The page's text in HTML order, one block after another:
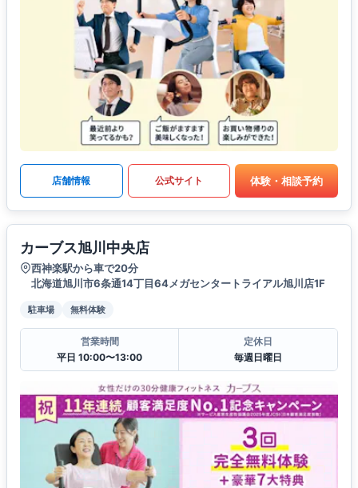
店舗情報 公式サイト 体験・相談予約
カーブス旭川中央店
西神楽駅から車で20分
北海道旭川市6条通14丁目64メガセンタートライアル旭川店1F
駐車場 無料体験
営業時間
平日 10:00〜13:00
定休日
毎週日曜日